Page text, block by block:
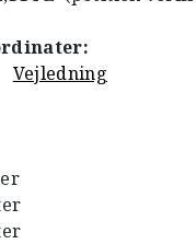
Vejledning